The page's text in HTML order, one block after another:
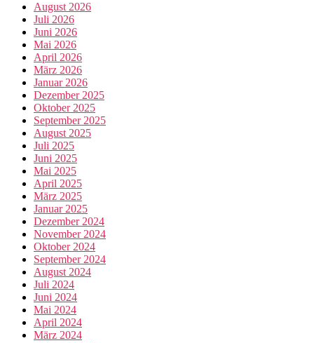
August 2026
Juli 2026
Juni 2026
Mai 2026
April 2026
März 2026
Januar 2026
Dezember 2025
Oktober 2025
September 2025
August 2025
Juli 2025
Juni 2025
Mai 2025
April 2025
März 2025
Januar 2025
Dezember 2024
November 2024
Oktober 2024
September 2024
August 2024
Juli 2024
Juni 2024
Mai 2024
April 2024
März 2024